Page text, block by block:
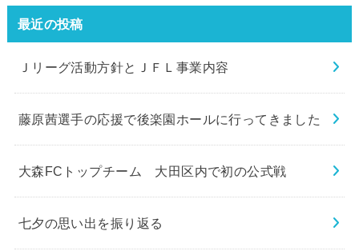
最近の投稿
Ｊリーグ活動方針とＪＦＬ事業内容
藤原茜選手の応援で後楽園ホールに行ってきました
大森FCトップチーム 大田区内で初の公式戦
七夕の思い出を振り返る